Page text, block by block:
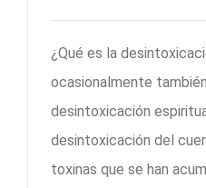
¿Qué es la
ocasionalmente
desintoxicación
desintoxicación del
toxinas que se han